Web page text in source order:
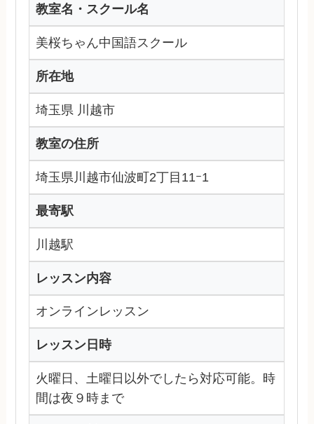
教室名・スクール名
美桜ちゃん中国語スクール
所在地
埼玉県 川越市
教室の住所
埼玉県川越市仙波町2丁目11ｰ1
最寄駅
川越駅
レッスン内容
オンラインレッスン
レッスン日時
火曜日、土曜日以外でしたら対応可能。時
間は夜９時まで